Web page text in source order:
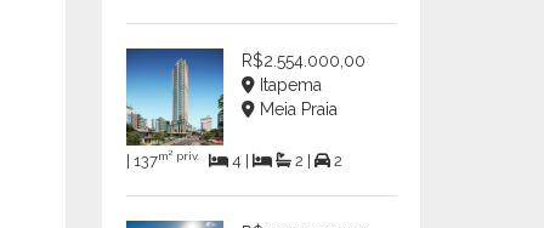
R$2.554.000,00
Itapema
Meia Praia
| 137m² priv. 4 | 2 | 2